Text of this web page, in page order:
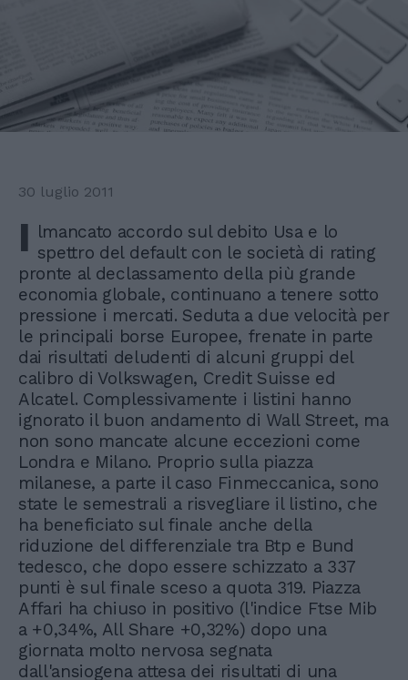
30 luglio 2011
I lmancato accordo sul debito Usa e lo
spettro del default con le società di rating
pronte al declassamento della più grande
economia globale, continuano a tenere sotto
pressione i mercati. Seduta a due velocità per
le principali borse Europee, frenate in parte
dai risultati deludenti di alcuni gruppi del
calibro di Volkswagen, Credit Suisse ed
Alcatel. Complessivamente i listini hanno
ignorato il buon andamento di Wall Street, ma
non sono mancate alcune eccezioni come
Londra e Milano. Proprio sulla piazza
milanese, a parte il caso Finmeccanica, sono
state le semestrali a risvegliare il listino, che
ha beneficiato sul finale anche della
riduzione del differenziale tra Btp e Bund
tedesco, che dopo essere schizzato a 337
punti è sul finale sceso a quota 319. Piazza
Affari ha chiuso in positivo (l'indice Ftse Mib
a +0,34%, All Share +0,32%) dopo una
giornata molto nervosa segnata
dall'ansiogena attesa dei risultati di una